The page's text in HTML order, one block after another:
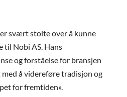
er svært stolte over å kunne
til Nobi AS. Hans
og forståelse for bransjen
å videreføre tradisjon og
for fremtiden».